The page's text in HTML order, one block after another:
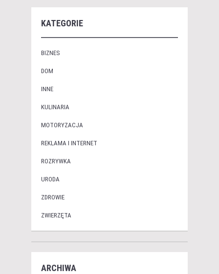
KATEGORIE
BIZNES
DOM
INNE
KULINARIA
MOTORYZACJA
REKLAMA I INTERNET
ROZRYWKA
URODA
ZDROWIE
ZWIERZĘTA
ARCHIWA